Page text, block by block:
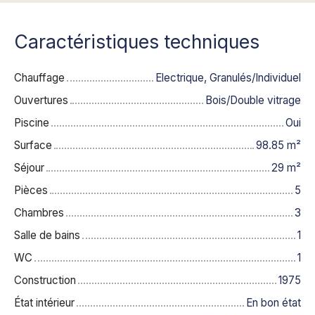
Caractéristiques techniques
Chauffage
Electrique, Granulés/Individuel
Ouvertures
Bois/Double vitrage
Piscine
Oui
Surface
98.85 m²
Séjour
29 m²
Pièces
5
Chambres
3
Salle de bains
1
WC
1
Construction
1975
État intérieur
En bon état